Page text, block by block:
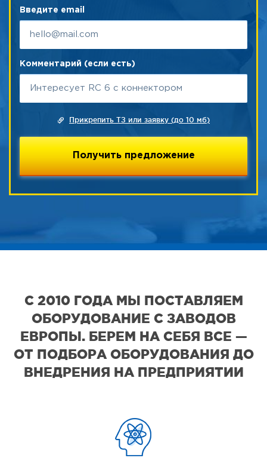
Введите email
Комментарий (если есть)
Прикрепить ТЗ или заявку (до 10 мб)
С 2010 ГОДА МЫ ПОСТАВЛЯЕМ
ОБОРУДОВАНИЕ С ЗАВОДОВ
ЕВРОПЫ. БЕРЕМ НА СЕБЯ ВСЕ —
ОТ ПОДБОРА ОБОРУДОВАНИЯ ДО
ВНЕДРЕНИЯ НА ПРЕДПРИЯТИИ